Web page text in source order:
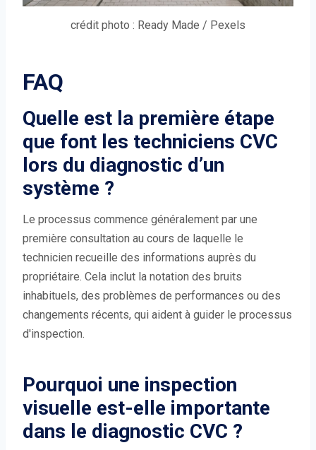
crédit photo : Ready Made / Pexels
FAQ
Quelle est la première étape
que font les techniciens CVC
lors du diagnostic d’un
système ?
Le processus commence généralement par une
première consultation au cours de laquelle le
technicien recueille des informations auprès du
propriétaire. Cela inclut la notation des bruits
inhabituels, des problèmes de performances ou des
changements récents, qui aident à guider le processus
d'inspection.
Pourquoi une inspection
visuelle est-elle importante
dans le diagnostic CVC ?